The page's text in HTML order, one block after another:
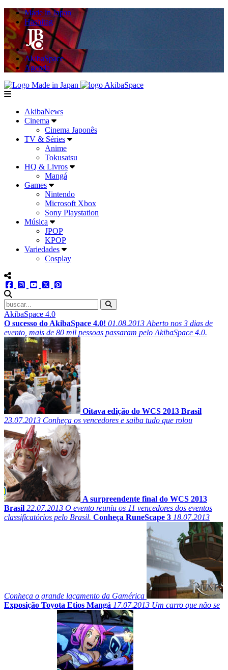
Made in Japan
Hashitag
AkibaSpace
Agenda
Powered By Made in Japan
AkibaSpace
menu
AkibaNews
Cinema
Cinema Japonês
TV & Séries
Anime
Tokusatsu
HQ & Livros
Mangá
Games
Nintendo
Microsoft Xbox
Sony Playstation
Música
JPOP
KPOP
Variedades
Cosplay
menu redes social
facebookinstagram
youtube
twitter
AkibaSpace 4.0
O sucesso do AkibaSpace 4.0! 01.08.2013 Aberto nos 3 dias de
evento, mais de 80 mil pessoas passaram pelo AkibaSpace 4.0.
Oitava edição do WCS 2013 Brasil
23.07.2013 Conheça os vencedores e saiba tudo que rolou
A surpreendente final do WCS 2013
Brasil 22.07.2013 O evento reuniu os 11 vencedores dos eventos
classificatórios pelo Brasil. Conheça RuneScape 3 18.07.2013
Conheça o grande laçamento da Gamérica
Exposição Toyota Etios Mangá 17.07.2013 Um carro que não se